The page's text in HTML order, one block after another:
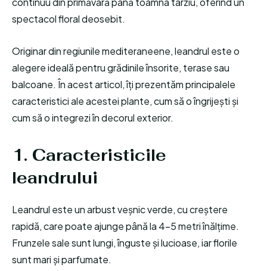
spectacol floral deosebit.
Originar din regiunile mediteraneene, leandrul este o
alegere ideală pentru grădinile însorite, terase sau
balcoane. În acest articol, îți prezentăm principalele
caracteristici ale acestei plante, cum să o îngrijești și
cum să o integrezi în decorul exterior.
1. Caracteristicile
leandrului
Leandrul este un arbust veșnic verde, cu creștere
rapidă, care poate ajunge până la 4-5 metri înălțime.
Frunzele sale sunt lungi, înguste și lucioase, iar florile
sunt mari și parfumate.